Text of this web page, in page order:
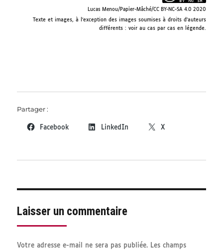
Lucas Menou/Papier-Mâché/CC BY-NC-SA 4.0 2020
Texte et images, à l’exception des images soumises à droits d’auteurs
différents : voir au cas par cas en légende.
Partager :
Facebook LinkedIn X
Laisser un commentaire
Votre adresse e-mail ne sera pas publiée. Les champs